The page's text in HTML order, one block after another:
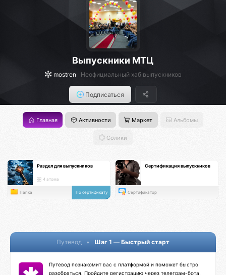
Выпускники МТЦ
mostren Неофициальный хаб выпускников
Подписаться
Главная Активности Маркет Альбомы
Солики
Раздел для выпускников
4 атома
Папка По сертификату
Сертификация выпускников
Сертификатор
Путевод • Шаг 1 — Быстрый старт
Путевод познакомит вас с платформой и поможет быстро
разобраться. Пройдите регистрацию через телеграм-бота,